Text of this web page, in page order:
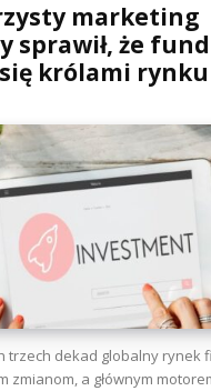
marketing
sprawił, że
się królami rynku
trzech dekad globalny rynek
zmianom, a głównym